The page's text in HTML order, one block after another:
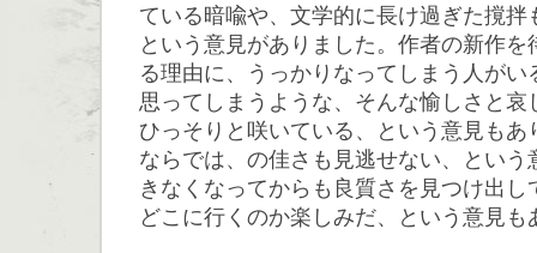
ている暗喩や、文学的に長け過ぎた撹拌
という意見がありました。作者の新作
る理由に、うっかりなってしまう人が
思ってしまうような、そんな愉しさと哀
ひっそりと咲いている、という意見もあ
ならでは、の佳さも見逃せない、という
きなくなってからも良質さを見つけ出
どこに行くのか楽しみだ、という意見も